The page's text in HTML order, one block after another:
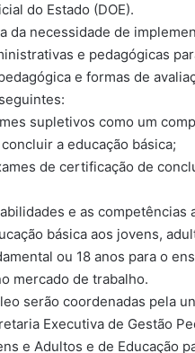
do Estado (DOE).
da necessidade de
e pedagógicas
e formas de
supletivos como um
a educação básica;
de certificação de
e as
básica aos jovens,
ou 18 anos para o
mercado de trabalho.
serão coordenadas pela
Executiva de Gestão
e Adultos e de Educação